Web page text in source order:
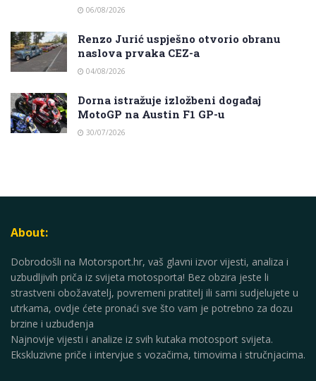
06/08/2026
Renzo Jurić uspješno otvorio obranu
naslova prvaka CEZ-a
04/08/2026
Dorna istražuje izložbeni događaj
MotoGP na Austin F1 GP-u
30/07/2026
About:
Dobrodošli na Motorsport.hr, vaš glavni izvor vijesti, analiza i
uzbudljivih priča iz svijeta motosporta! Bez obzira jeste li
strastveni obožavatelj, povremeni pratitelj ili sami sudjelujete u
utrkama, ovdje ćete pronaći sve što vam je potrebno za dozu
brzine i uzbuđenja
Najnovije vijesti i analize iz svih kutaka motosport svijeta.
Ekskluzivne priče i intervjue s vozačima, timovima i stručnjacima.